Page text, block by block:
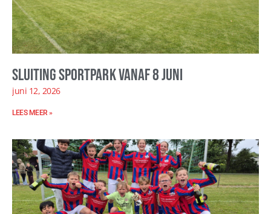
Sluiting sportpark vanaf 8 juni
juni 12, 2026
LEES MEER »